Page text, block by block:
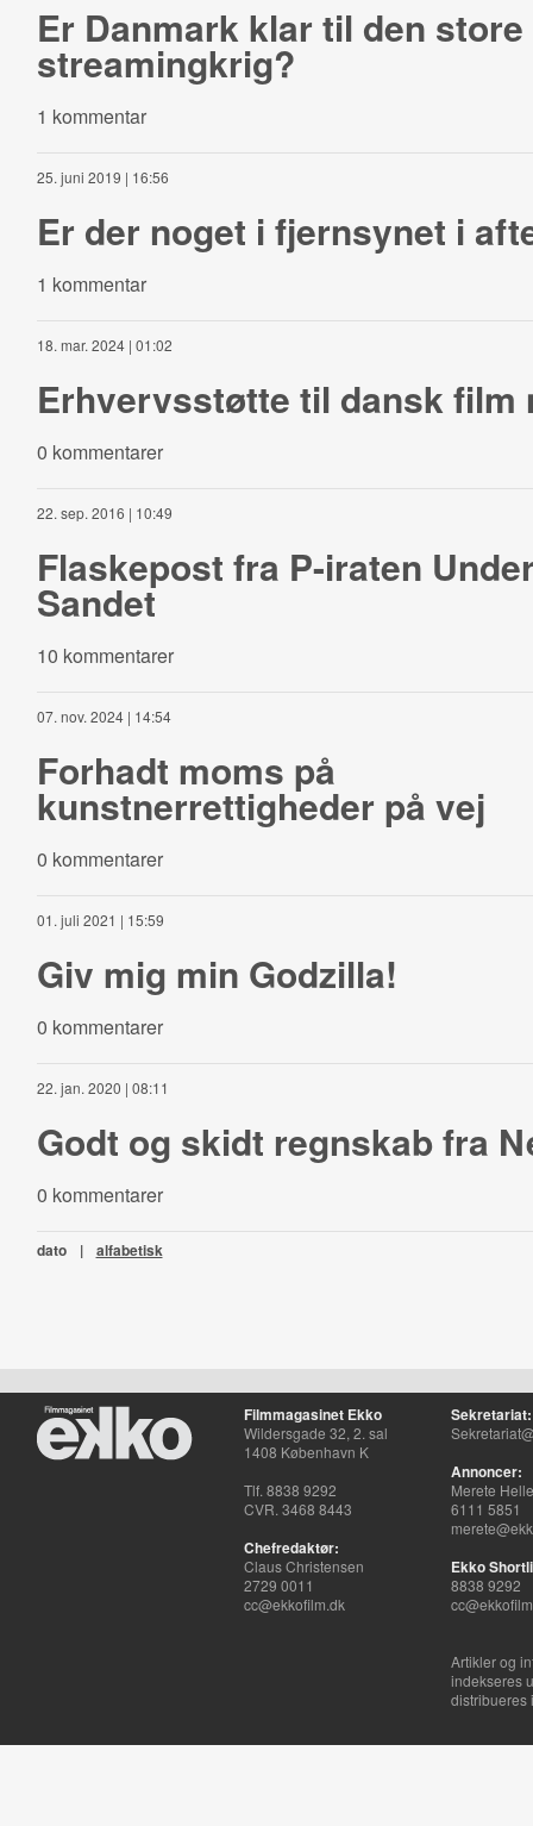
Er Danmark klar til den store
streamingkrig?
1 kommentar
25. juni 2019 | 16:56
Er der noget i fjernsynet i
1 kommentar
18. mar. 2024 | 01:02
Erhvervsstøtte til dansk film
0 kommentarer
22. sep. 2016 | 10:49
Flaskepost fra P-iraten
Sandet
10 kommentarer
07. nov. 2024 | 14:54
Forhadt moms på
kunstnerrettigheder på vej
0 kommentarer
01. juli 2021 | 15:59
Giv mig min Godzilla!
0 kommentarer
22. jan. 2020 | 08:11
Godt og skidt regnskab fra
0 kommentarer
dato | alfabetisk
Filmmagasinet Ekko
Wildersgade 32, 2. sal
1408 København K
Tlf. 8838 9292
CVR. 3468 8443
Chefredaktør:
Claus Christensen
2729 0011
cc@ekkofilm.dk
Sekretariat:
Annoncer:
Merete
6111 5851
Ekko
8838 9292
Artikler og
indekseres
distribueres